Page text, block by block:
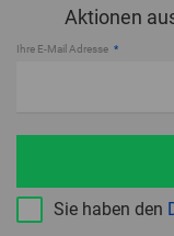
Aktionen
Ihre E-Mail Adresse
Sie haben den